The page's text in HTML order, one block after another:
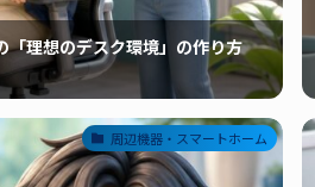
「理想のデスク環境」の作り方
周辺機器・スマートホーム